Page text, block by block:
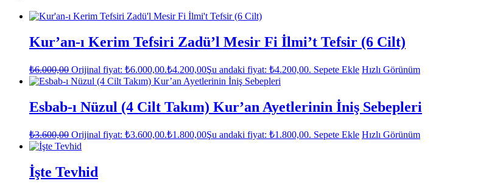
Kur’an-ı Kerim Tefsiri Zadü’l Mesir Fi İlmi’t Tefsir (6 Cilt)
₺6.000,00 Orijinal fiyat: ₺6.000,00.₺4.200,00Şu andaki fiyat: ₺4.200,00. Sepete Ekle Hızlı Görünüm
Esbab-ı Nüzul (4 Cilt Takım) Kur’an Ayetlerinin İniş Sebepleri
₺3.600,00 Orijinal fiyat: ₺3.600,00.₺1.800,00Şu andaki fiyat: ₺1.800,00. Sepete Ekle Hızlı Görünüm
İşte Tevhid